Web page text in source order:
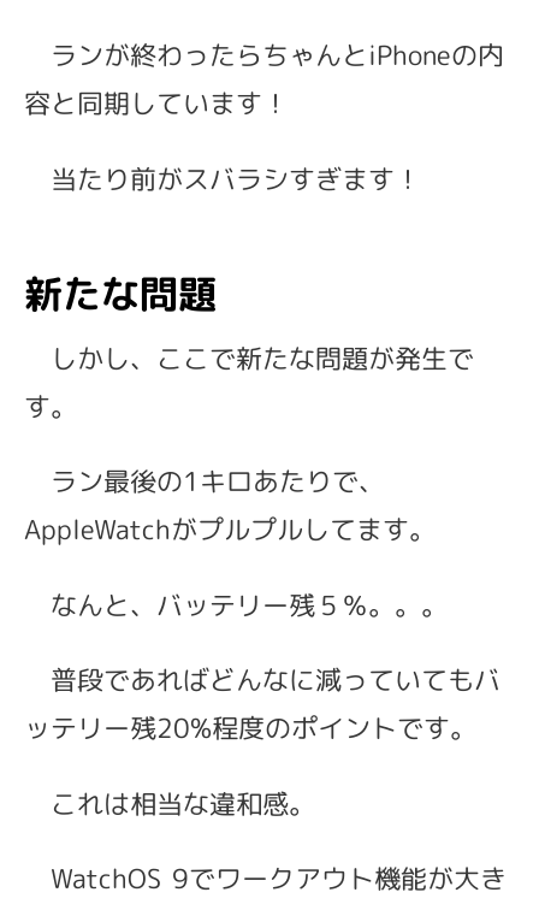
ランが終わったらちゃんとiPhoneの内
容と同期しています！
当たり前がスバラシすぎます！
新たな問題
しかし、ここで新たな問題が発生で
す。
ラン最後の1キロあたりで、
AppleWatchがプルプルしてます。
なんと、バッテリー残５％。。。
普段であればどんなに減っていてもバ
ッテリー残20%程度のポイントです。
これは相当な違和感。
WatchOS 9でワークアウト機能が大き